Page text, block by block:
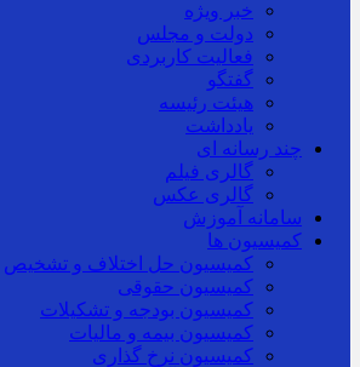
خبر ویژه
دولت و مجلس
فعالیت کاربردی
گفتگو
هیئت رئیسه
یادداشت
چند رسانه ای
گالری فیلم
گالری عکس
سامانه آموزش
کمیسیون ها
کمیسیون حل اختلاف و تشخیص
کمیسیون حقوقی
کمیسیون بودجه و تشکیلات
کمیسیون بیمه و مالیات
کمیسیون نرخ گذاری